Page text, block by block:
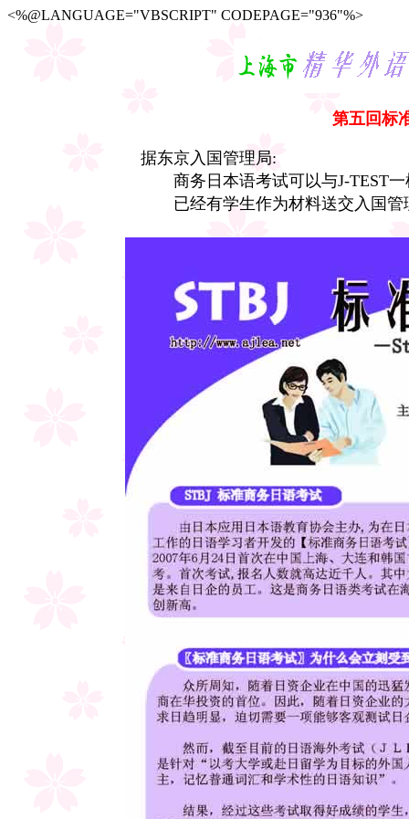
<%@LANGUAGE="VBSCRIPT" CODEPAGE="936"%>
第五回标
据东京入国管理局:
商务日本语考试可以与J-TEST一
已经有学生作为材料送交入国管